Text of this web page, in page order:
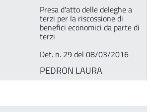
Presa d'atto delle deleghe a
terzi per la riscossione di
benefici economici da parte di
terzi
Det. n. 29 del 08/03/2016
PEDRON LAURA